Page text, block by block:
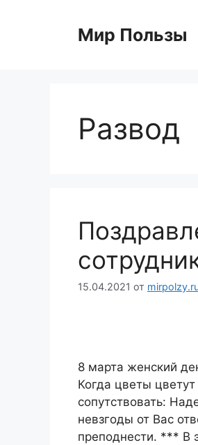
содержимомуМир Пользы
Развод
15.04.2021 от
8 марта женский
Когда цветы
сопутствовать:
невзгоды от Вас
преподнести. *** В